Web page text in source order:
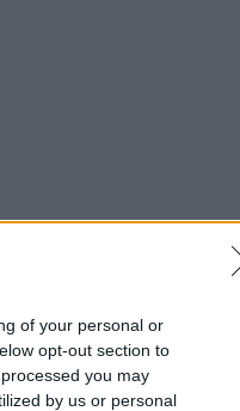
of your personal or
opt-out section to
you may
by us or personal